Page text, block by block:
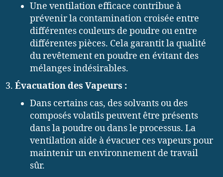
Une ventilation efficace contribue à
prévenir la contamination croisée entre
différentes couleurs de poudre ou entre
différentes pièces. Cela garantit la qualité
du revêtement en poudre en évitant des
mélanges indésirables.
Évacuation des Vapeurs :
Dans certains cas, des solvants ou des
composés volatils peuvent être présents
dans la poudre ou dans le processus. La
ventilation aide à évacuer ces vapeurs pour
maintenir un environnement de travail
sûr.